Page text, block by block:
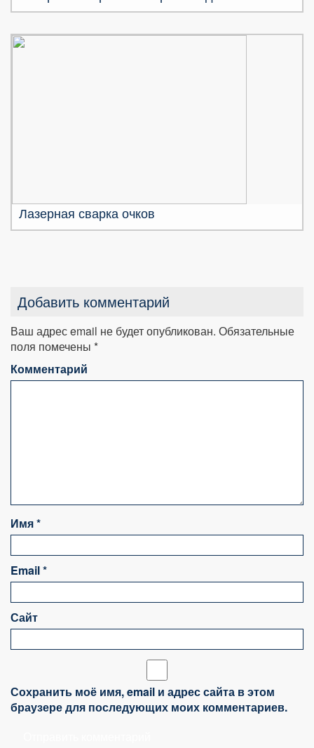
Лазерная сварка очков
Добавить комментарий
Ваш адрес email не будет опубликован. Обязательные
поля помечены *
Комментарий
Имя*
Email*
Сайт
Сохранить моё имя, email и адрес сайта в этом
браузере для последующих моих комментариев.